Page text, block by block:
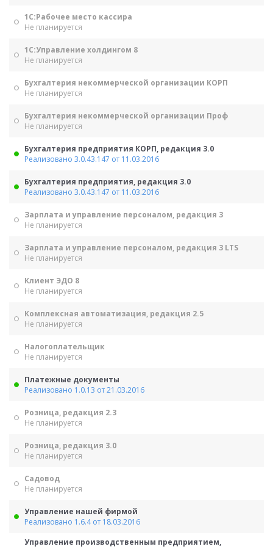
1С:Рабочее место кассира
Не планируется
1С:Управление холдингом 8
Не планируется
Бухгалтерия некоммерческой организации КОРП
Не планируется
Бухгалтерия некоммерческой организации Проф
Не планируется
Бухгалтерия предприятия КОРП, редакция 3.0
Реализовано 3.0.43.147 от 11.03.2016
Бухгалтерия предприятия, редакция 3.0
Реализовано 3.0.43.147 от 11.03.2016
Зарплата и управление персоналом, редакция 3
Не планируется
Зарплата и управление персоналом, редакция 3 LTS
Не планируется
Клиент ЭДО 8
Не планируется
Комплексная автоматизация, редакция 2.5
Не планируется
Налогоплательщик
Не планируется
Платежные документы
Реализовано 1.0.13 от 21.03.2016
Розница, редакция 2.3
Не планируется
Розница, редакция 3.0
Не планируется
Садовод
Не планируется
Управление нашей фирмой
Реализовано 1.6.4 от 18.03.2016
Управление производственным предприятием,